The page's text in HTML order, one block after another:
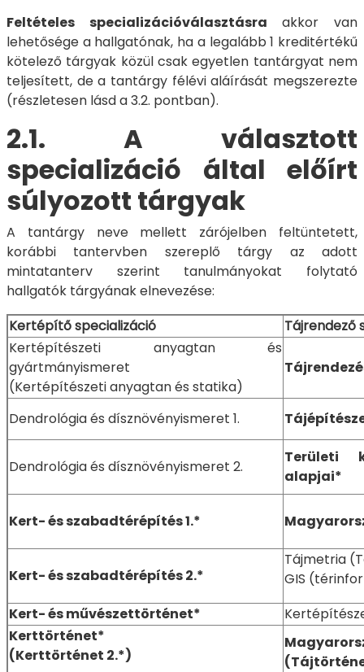
Feltételes specializációválasztásra akkor van
lehetősége a hallgatónak, ha a legalább 1 kreditértékű
kötelező tárgyak közül csak egyetlen tantárgyat nem
teljesített, de a tantárgy félévi aláírását megszerezte
(részletesen lásd a 3.2. pontban).
2.1. A választott
specializáció által előírt
súlyozott tárgyak
A tantárgy neve mellett zárójelben feltüntetett,
korábbi tantervben szereplő tárgy az adott
mintatanterv szerint tanulmányokat folytató
hallgatók tárgyának elnevezése:
Kertépítő specializáció
Tájrendező
Kertépítészeti anyagtan és
gyártmányismeret
(Kertépítészeti anyagtan és statika)
Dendrológia és dísznövényismeret 1.
Dendrológia és dísznövényismeret 2.
Területi
alapjai*
Kert- és szabadtérépítés 1.*
Kert- és szabadtérépítés 2.*
Tájmetria
GIS
Kert- és művészettörténet*
Kerttörténet*
(Kerttörténet 2.*)